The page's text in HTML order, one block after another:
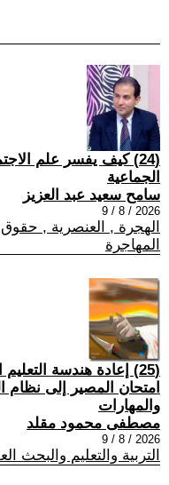
(24) كيف يفسر علم
الجماعية
سامح سعيد عبد العزيز
2026 / 8 / 9
الهجرة , العنصرية , حقوق
المهاجرة
(25) إعادة هندسة
امتحان المصير إلى
والمهارات
مصطفى محمود مقلد
2026 / 8 / 9
التربية والتعليم والبحث